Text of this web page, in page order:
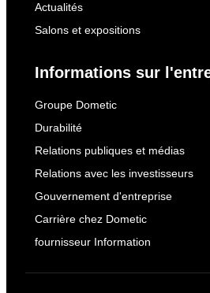
Actualités
Salons et expositions
Informations sur
Groupe Dometic
Durabilité
Relations publiques et médias
Relations avec les investisseurs
Gouvernement d'entreprise
Carrière chez Dometic
fournisseur Information